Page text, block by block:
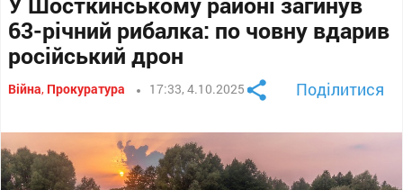
63-річний рибалка: по човну вдарив
російський дрон
Війна, Прокуратура 17:33, 4.10.2025 Поділитися